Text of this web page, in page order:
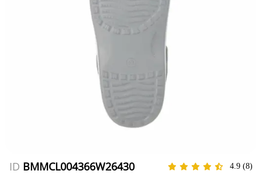
ID BMMCL004366W26430 4.9 (8)